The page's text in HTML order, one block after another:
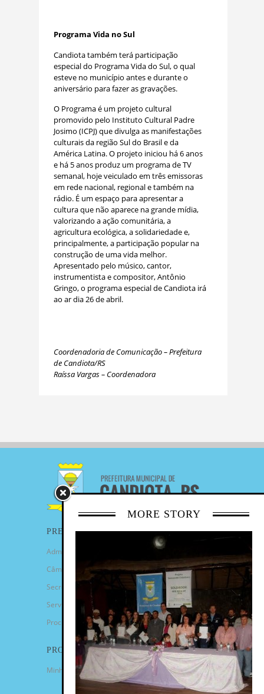
Programa Vida no Sul
Candiota também terá participação
especial do Programa Vida do Sul, o qual
esteve no município antes e durante o
aniversário para fazer as gravações.
O Programa é um projeto cultural
promovido pelo Instituto Cultural Padre
Josimo (ICPJ) que divulga as manifestações
culturais da região Sul do Brasil e da
América Latina. O projeto iniciou há 6 anos
e há 5 anos produz um programa de TV
semanal, hoje veiculado em três emissoras
em rede nacional, regional e também na
rádio. É um espaço para apresentar a
cultura que não aparece na grande mídia,
valorizando a ação comunitária, a
agricultura ecológica, a solidariedade e,
principalmente, a participação popular na
construção de uma vida melhor.
Apresentado pelo músico, cantor,
instrumentista e compositor, Antônio
Gringo, o programa especial de Candiota irá
ao ar dia 26 de abril.
Coordenadoria de Comunicação – Prefeitura
de Candiota/RS
Raíssa Vargas – Coordenadora
MORE STORY
PREFEITURA
Administração Municipal
Câmara de Vereadores
Secretarias
Serviços
Procuradoria Geral
PROGRAMAS
Minha Casa Minha Vida